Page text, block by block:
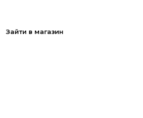
Зайти в магазин